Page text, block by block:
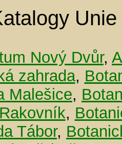
Nový Dvůr,
zahrada,
Malešice,
,
Tábor,